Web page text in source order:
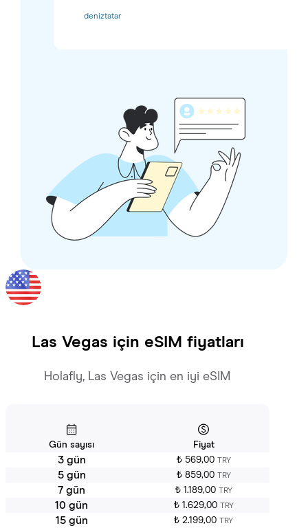
deniztatar
Las Vegas için eSIM fiyatları
Holafly, Las Vegas için en iyi eSIM
Gün sayısı Fiyat
3 gün ₺ 569,00 TRY
5 gün ₺ 859,00 TRY
7 gün ₺ 1.189,00 TRY
10 gün ₺ 1.629,00 TRY
15 gün ₺ 2.199,00 TRY